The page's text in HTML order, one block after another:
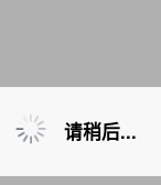
暂无课程，敬请期待
请稍后...